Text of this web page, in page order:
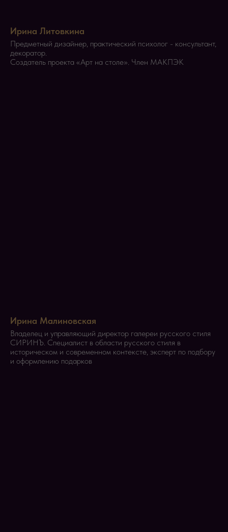
Ирина Литовкина
Предметный дизайнер, практический психолог - консультант,
декоратор.
Создатель проекта «Арт на столе». Член МАКПЭК
Ирина Малиновская
Владелец и управляющий директор галереи русского стиля
СИРИНЪ. Специалист в области русского стиля в
историческом и современном контексте, эксперт по подбору
и оформлению подарков